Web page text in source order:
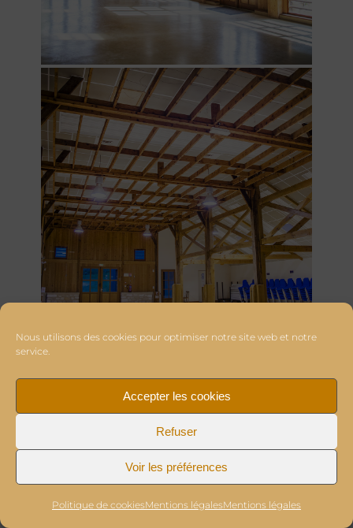
Nous utilisons des cookies pour optimiser notre site web et notre
service.
Accepter les cookies
Refuser
Voir les préférences
Politique de cookiesMentions légalesMentions légales